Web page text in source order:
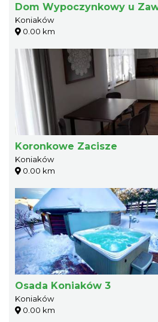
Dom Wypoczynkowy u
Koniaków
0.00 km
Koronkowe Zacisze
Koniaków
0.00 km
Osada Koniaków 3
Koniaków
0.00 km